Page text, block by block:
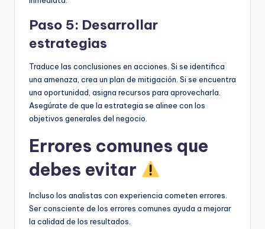
Paso 5: Desarrollar
estrategias
Traduce las conclusiones en acciones. Si se identifica
una amenaza, crea un plan de mitigación. Si se encuentra
una oportunidad, asigna recursos para aprovecharla.
Asegúrate de que la estrategia se alinee con los
objetivos generales del negocio.
Errores comunes que
debes evitar
Incluso los analistas con experiencia cometen errores.
Ser consciente de los errores comunes ayuda a mejorar
la calidad de los resultados.